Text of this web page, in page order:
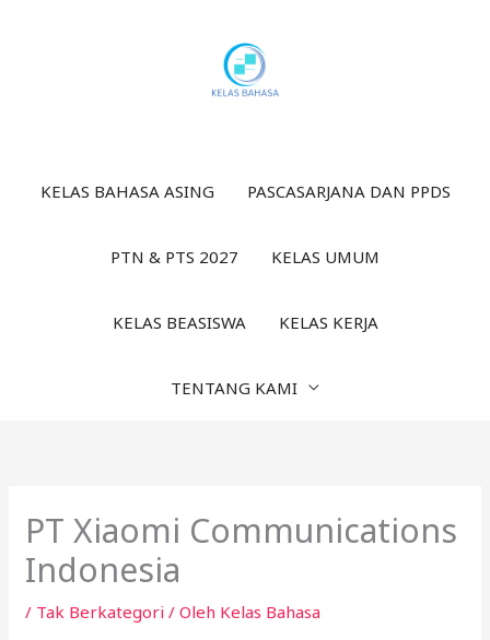
KELAS BAHASA ASING PASCASARJANA DAN PPDS
PTN & PTS 2027 KELAS UMUM
KELAS BEASISWA KELAS KERJA
TENTANG KAMI
PT Xiaomi Communications
Indonesia
/ Tak Berkategori / Oleh Kelas Bahasa